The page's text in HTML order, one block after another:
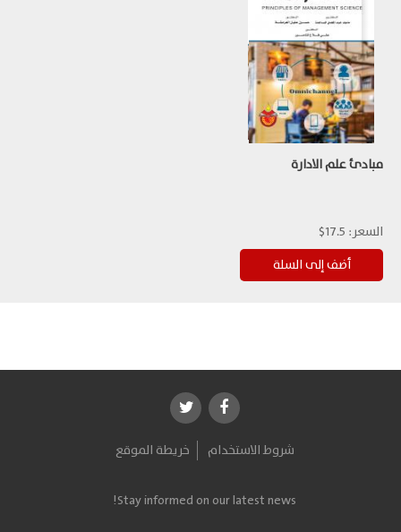
مبادئ علم الادارة
السعر: 17.5$
شروط الاستخدام خريطة الموقع
Stay informed on our latest news!